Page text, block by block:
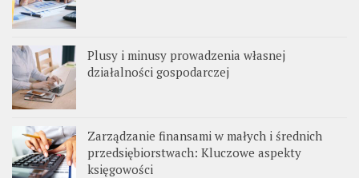
Plusy i minusy prowadzenia własnej
działalności gospodarczej
Zarządzanie finansami w małych i średnich
przedsiębiorstwach: Kluczowe aspekty
księgowości